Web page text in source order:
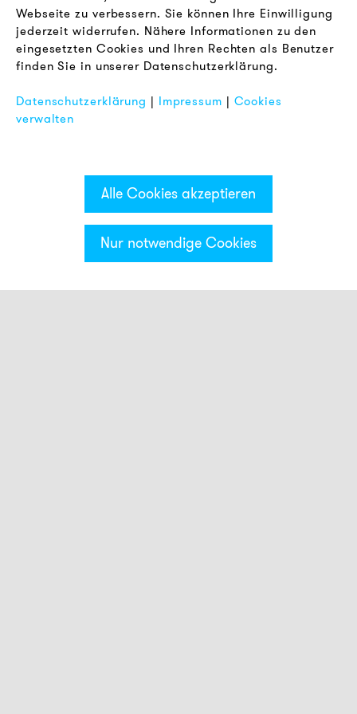
Kategorien & Filter
RECHTLICHES
AGB
Datenschutz
FAQ
Webseite zu verbessern. Sie können Ihre Einwilligung
jederzeit widerrufen. Nähere Informationen zu den
eingesetzten Cookies und Ihren Rechten als Benutzer
finden Sie in unserer Datenschutzerklärung.
Datenschutzerklärung | Impressum | Cookies
verwalten
Alle Cookies akzeptieren
Nur notwendige Cookies